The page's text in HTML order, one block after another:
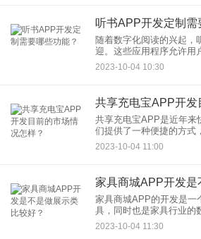
听书APP开发定制需
随着数字化阅读的兴起，
迎。这些应用程序允许用
籍、文章和其他文本内容
书APP，并希望定制功能
2023-10-04 10:30
共享充电宝APP是近年来
们提供了一种便捷的方式
时获取移动设备的充电服
在不断演变，让我们来看
2023-10-04 11:00
家具商城APP的开发是一
具，同时也是家具行业的
开发家具商城APP时，是
是一个关键问题。让我们
2023-10-04 11:30